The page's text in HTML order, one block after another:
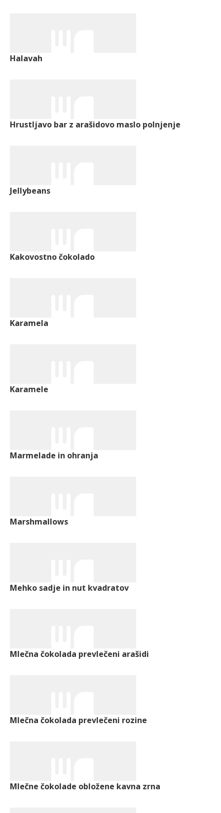
Halavah
Hrustljavo bar z arašidovo maslo polnjenje
Jellybeans
Kakovostno čokolado
Karamela
Karamele
Marmelade in ohranja
Marshmallows
Mehko sadje in nut kvadratov
Mlečna čokolada prevlečeni arašidi
Mlečna čokolada prevlečeni rozine
Mlečne čokolade obložene kavna zrna